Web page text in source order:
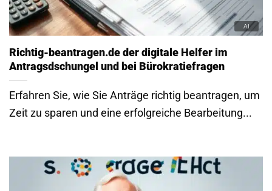
Richtig-beantragen.de der digitale Helfer im
Antragsdschungel und bei Bürokratiefragen
Erfahren Sie, wie Sie Anträge richtig beantragen, um
Zeit zu sparen und eine erfolgreiche Bearbeitung...